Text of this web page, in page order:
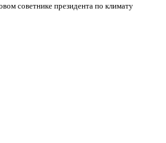
советнике президента по климату